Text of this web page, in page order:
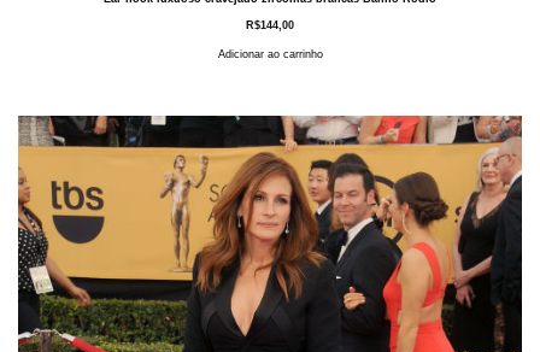
R$144,00
Adicionar ao carrinho